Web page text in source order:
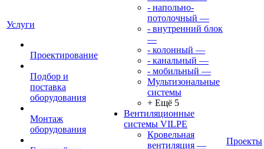
Услуги
Проектирование
Подбор и
поставка
оборудования
Монтаж
оборудования
- напольно-
потолочный —
- внутренний блок
—
- колонный —
- канальный —
- мобильный —
Мультизональные
системы
+ Ещё 5
Вентиляционные
системы VILPE
Кровельная
вентиляция —
Проекты